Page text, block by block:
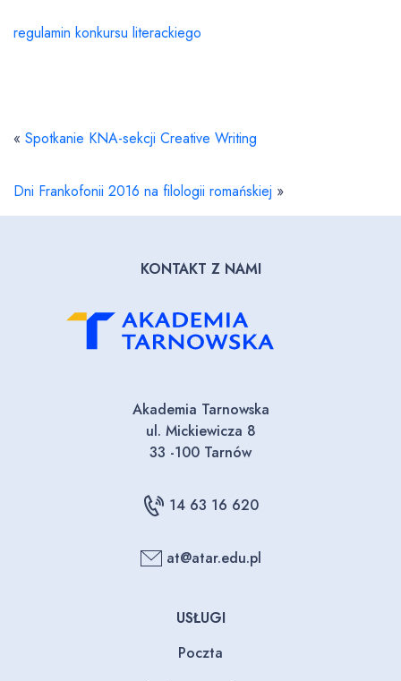
regulamin konkursu literackiego
« Spotkanie KNA-sekcji Creative Writing
Dni Frankofonii 2016 na filologii romańskiej »
KONTAKT Z NAMI
Akademia Tarnowska
ul. Mickiewicza 8
33 -100 Tarnów
14 63 16 620
at@atar.edu.pl
USŁUGI
Poczta